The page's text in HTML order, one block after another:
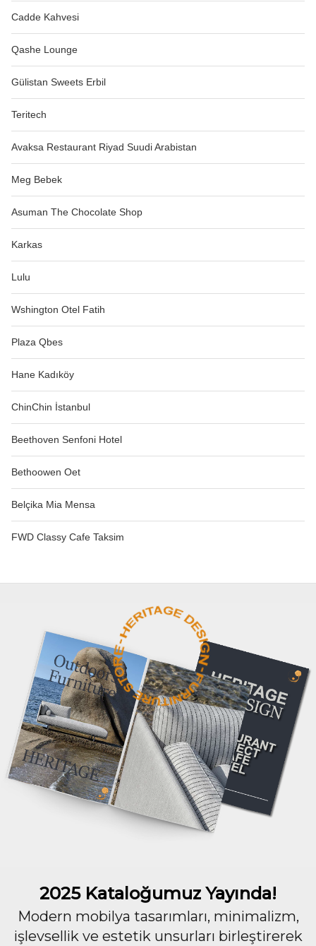
Cadde Kahvesi
Qashe Lounge
Gülistan Sweets Erbil
Teritech
Avaksa Restaurant Riyad Suudi Arabistan
Meg Bebek
Asuman The Chocolate Shop
Karkas
Lulu
Wshington Otel Fatih
Plaza Qbes
Hane Kadıköy
ChinChin İstanbul
Beethoven Senfoni Hotel
Bethoowen Oet
Belçika Mia Mensa
FWD Classy Cafe Taksim
2025 Kataloğumuz Yayında!
Modern mobilya tasarımları, minimalizm,
işlevsellik ve estetik unsurları birleştirerek